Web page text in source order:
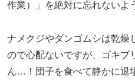
作業）」を絶対に忘れないよ
ナメクジやダンゴムシは乾燥
ので心配ないですが、ゴキブ
ん…！団子を食べて静かに退